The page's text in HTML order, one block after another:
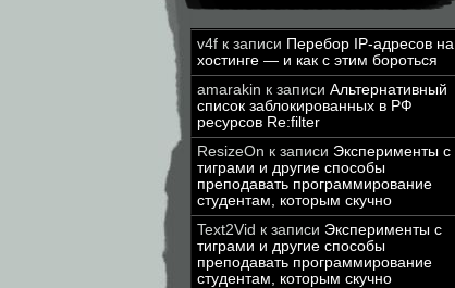
v4f к записи Перебор IP-адресов на
хостинге — и как с этим бороться
amarakin к записи Альтернативный
список заблокированных в РФ
ресурсов Re:filter
ResizeOn к записи Эксперименты с
тиграми и другие способы
преподавать программирование
студентам, которым скучно
Text2Vid к записи Эксперименты с
тиграми и другие способы
преподавать программирование
студентам, которым скучно